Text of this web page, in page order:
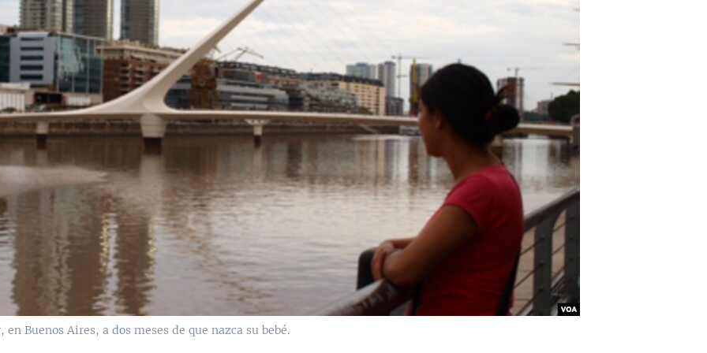
Buenos Aires, a dos meses de que nazca su bebé.